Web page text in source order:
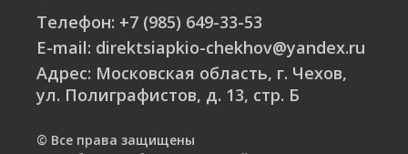
Телефон: +7 (985) 649-33-53
E-mail: direktsiapkio-chekhov@yandex.ru
Адрес: Московская область, г. Чехов,
ул. Полиграфистов, д. 13, стр. Б
© Все права защищены